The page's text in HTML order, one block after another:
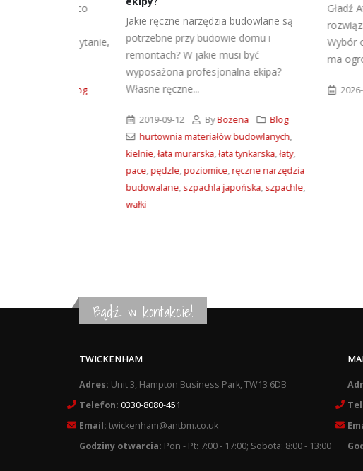
Jakie ręczne narzędzia budowlane są
potrzebne przy budowie domu i
remontach? W jakie musi być
wyposażona profesjonalna ekipa?
Własne ręczne...
2019-09-12 ByBożena
Blog
hurtownia materiałów budowlanych,
łata murarska,łata tynkarska,łaty,
pędzle,poziomice,ręczne narzędzia
budowalane,szpachla japońska,szpachle,
Gładź Atlas Go i
rozwiązania dla
Wybór
ma ogromne
2026-05-27
Bądź w kontakcie!
TWICKENHAM
Adres: Unit 3, Hampton Business Park, TW13 6DB
Telefon: 0330-8080-451
Email: twickenham@antbm.co.uk
Godziny otwarcia: Pon - Pt: 7:00 - 17:00; Sobota: 8:00 - 13:00